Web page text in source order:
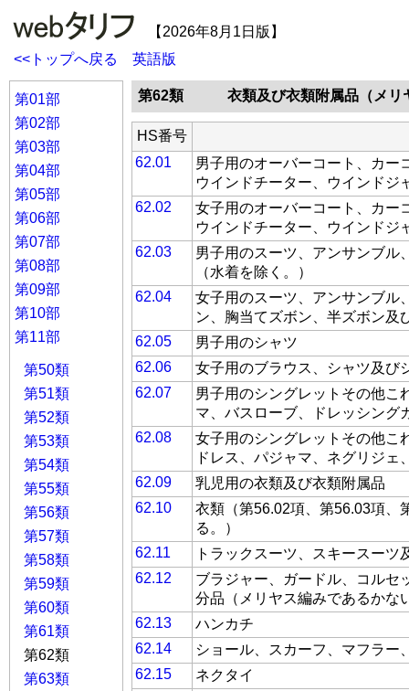
【2026年8月1日版】
<<トップへ戻る
英語版
第01部
第02部
第03部
第04部
第05部
第06部
第07部
第08部
第09部
第10部
第11部
第50類
第51類
第52類
第53類
第54類
第55類
第56類
第57類
第58類
第59類
第60類
第61類
第62類
第63類
第62類 衣類及び衣類附属品（メ
HS番号
62.01
男子用のオーバーコート、カー
ウインドチーター、ウインドジ
62.02
女子用のオーバーコート、カー
ウインドチーター、ウインドジ
62.03
男子用のスーツ、アンサンブル
（水着を除く。）
62.04
女子用のスーツ、アンサンブル
ン、胸当てズボン、半ズボン及
62.05
男子用のシャツ
62.06
女子用のブラウス、シャツ及び
62.07
男子用のシングレットその他こ
マ、バスローブ、ドレッシング
62.08
女子用のシングレットその他こ
ドレス、パジャマ、ネグリジ
62.09
乳児用の衣類及び衣類附属品
62.10
衣類（第56.02項、第56.03項、
る。）
62.11
トラックスーツ、スキースー
62.12
ブラジャー、ガードル、コルセ
分品（メリヤス編みであるかな
62.13
ハンカチ
62.14
ショール、スカーフ、マフラー
62.15
ネクタイ